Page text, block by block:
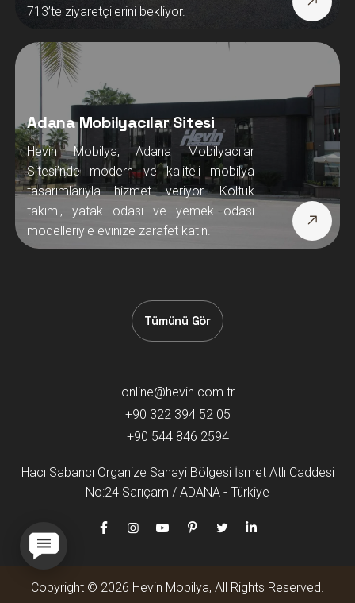
713’te ziyaretçilerini bekliyor.
Adana Mobilyacılar Sitesi
Hevin Mobilya, Adana Mobilyacılar
Sitesi’nde modern ve kaliteli mobilya
tasarımlarıyla hizmet veriyor. Koltuk
takımı, yatak odası ve yemek odası
modelleriyle evinize zarafet katın.
Tümünü Gör
online@hevin.com.tr
+90 322 394 52 05
+90 544 846 2594
Hacı Sabancı Organize Sanayi Bölgesi İsmet Atlı Caddesi
No:24 Sarıçam / ADANA - Türkiye
Copyright © 2026 Hevin Mobilya, All Rights Reserved.